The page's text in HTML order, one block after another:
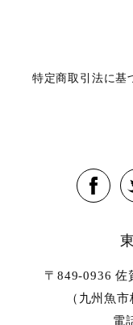
特定商取引法に基
〒849-0936 佐
（九州魚
電